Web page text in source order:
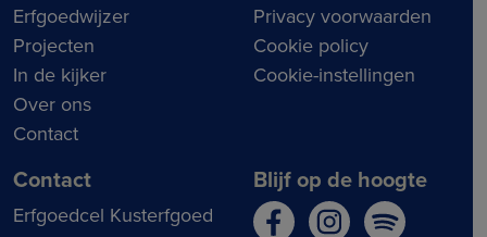
Erfgoedwijzer
Projecten
In de kijker
Over ons
Contact
Privacy voorwaarden
Cookie policy
Cookie-instellingen
Contact
Erfgoedcel Kusterfgoed
Blijf op de hoogte